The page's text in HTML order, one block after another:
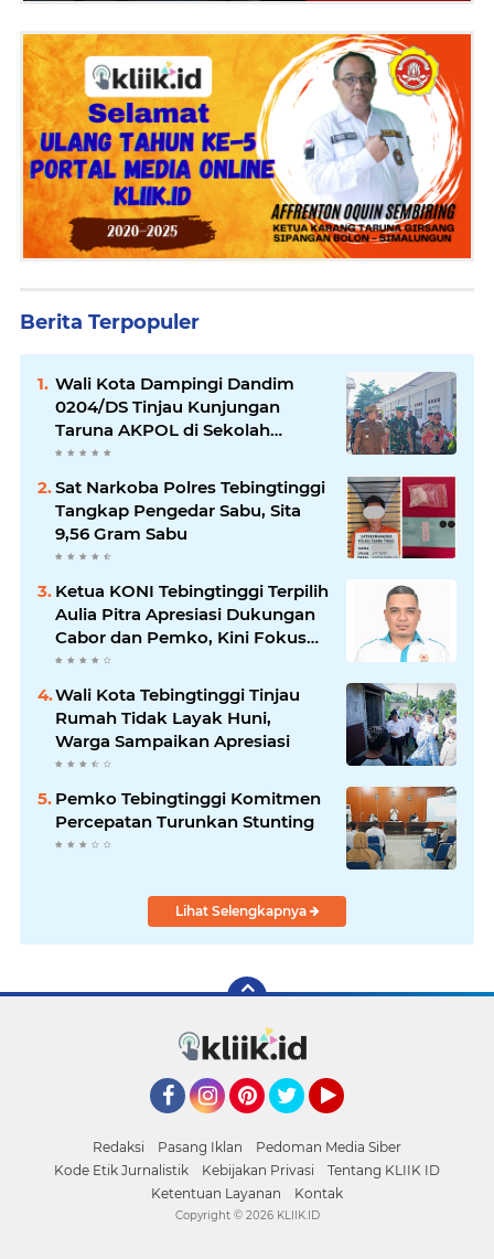
Berita Terpopuler
Wali Kota Dampingi Dandim
0204/DS Tinjau Kunjungan
Taruna AKPOL di Sekolah
Rakyat Tebingtinggi
Sat Narkoba Polres Tebingtinggi
Tangkap Pengedar Sabu, Sita
9,56 Gram Sabu
Ketua KONI Tebingtinggi Terpilih
Aulia Pitra Apresiasi Dukungan
Cabor dan Pemko, Kini Fokus
Menuju PORPROVSU 2026
Wali Kota Tebingtinggi Tinjau
Rumah Tidak Layak Huni,
Warga Sampaikan Apresiasi
Pemko Tebingtinggi Komitmen
Percepatan Turunkan Stunting
Lihat Selengkapnya
Redaksi Pasang Iklan
Pedoman Media Siber
Kode Etik Jurnalistik
Kebijakan Privasi
Tentang KLIIK ID
Ketentuan Layanan
Kontak
Copyright © 2026 KLIIK.ID